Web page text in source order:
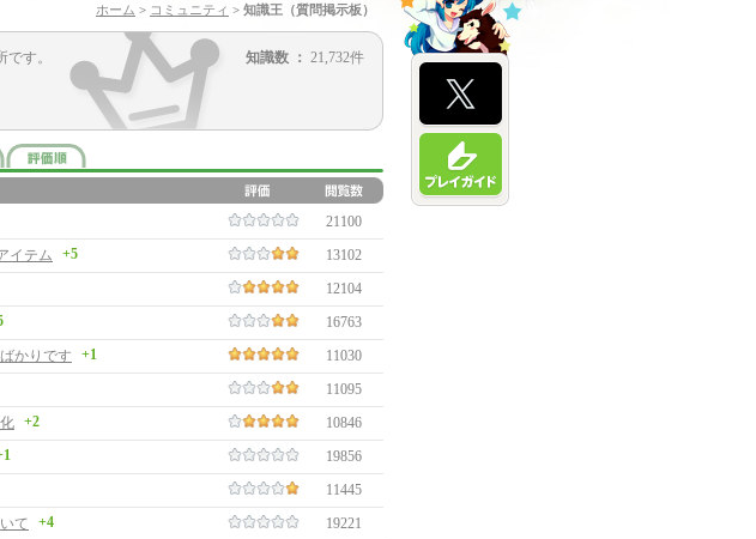
ホーム > コミュニティ > 知識王（質問掲示板）
す。
知識数 ： 21,732件
21100
イテム +5
13102
12104
16763
かりです +1
11030
11095
+2
10846
19856
11445
て +4
19221